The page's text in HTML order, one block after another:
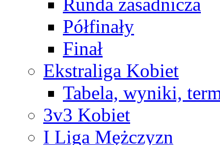
Półfinały
Finał
Ekstraliga Kobiet
Tabela, wyniki,
3v3 Kobiet
I Liga Mężczyzn